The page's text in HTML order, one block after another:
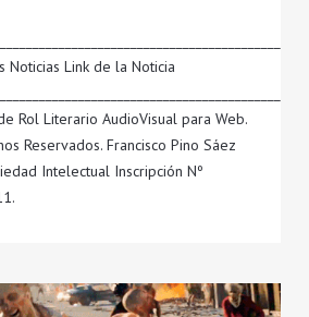
Noticias Link de la Noticia
Rol Literario AudioVisual para Web.
Reservados. Francisco Pino Sáez
Intelectual Inscripción Nº